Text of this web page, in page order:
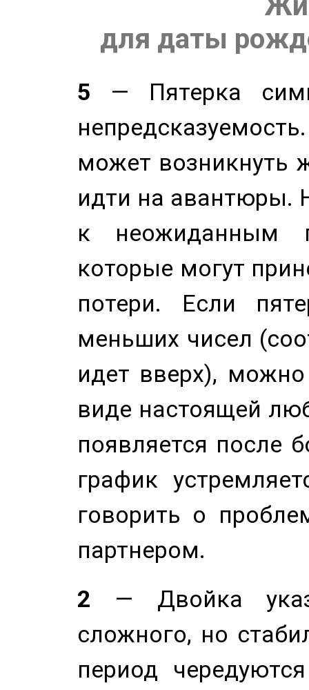
для даты
5 — Пятерка
может возникнуть
идти на авантюры.
к неожиданным
которые могут
потери. Если
меньших чисел
идет вверх),
виде настоящей
появляется после
график
говорить о
партнером.
2 — Двойка
сложного, но
период